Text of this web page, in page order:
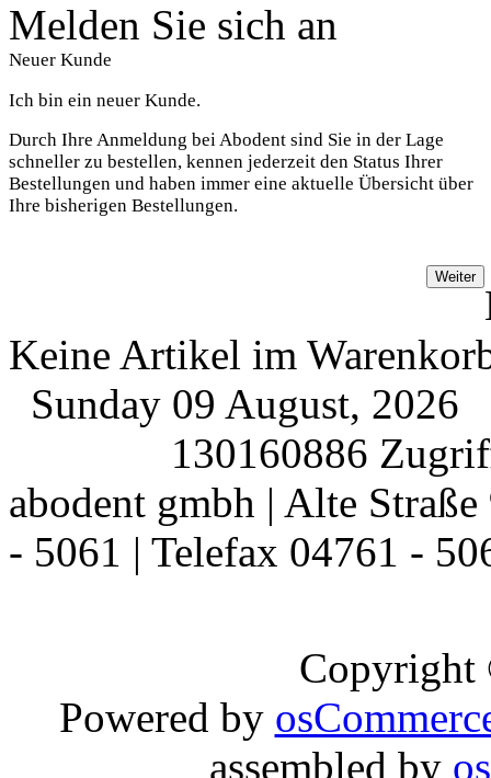
Melden Sie sich an
Neuer Kunde
Ich bin ein neuer Kunde.
Durch Ihre Anmeldung bei Abodent sind Sie in der Lage
schneller zu bestellen, kennen jederzeit den Status Ihrer
Bestellungen und haben immer eine aktuelle Übersicht über
Ihre bisherigen Bestellungen.
Keine Artikel im
Sunday 09 August, 2026
130160886
abodent gmbh | Alte
- 5061 | Telefax 04761 -
Powered by
assembled by